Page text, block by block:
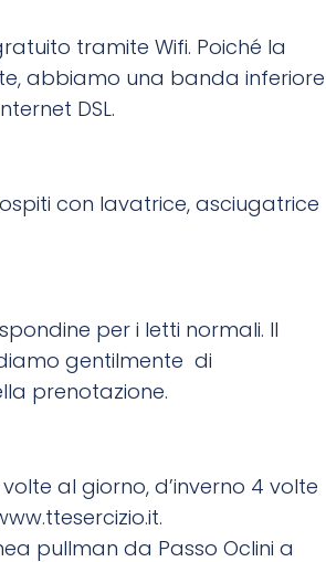
tramite Wifi. Poiché la
abbiamo una banda inferiore
DSL.
con lavatrice, asciugatrice
per i letti normali. Il
gentilmente di
prenotazione.
al giorno, d’inverno 4 volte
.
pullman da Passo Oclini a